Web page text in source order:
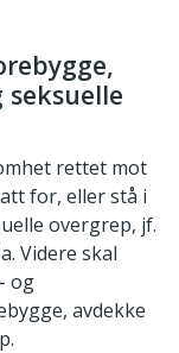
seksuelle
rettet mot
for, eller stå i
overgrep, jf.
Videre skal
og
avdekke